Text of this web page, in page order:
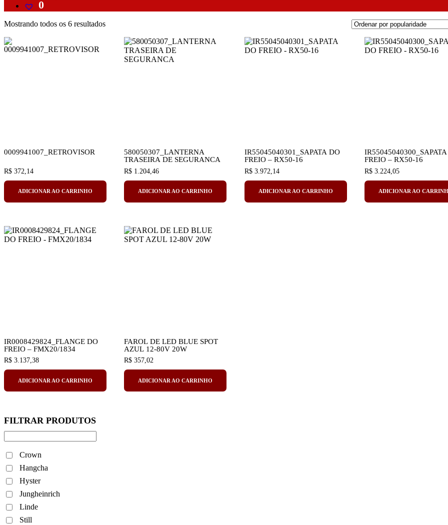
Mostrando todos os 6 resultadosClassificado
popularidade
0009941007_RETROVISOR
R$ 372,14
ADICIONAR AO CARRINHO
580050307_LANTERNA
TRASEIRA DE SEGURANCA
R$ 1.204,46
ADICIONAR AO CARRINHO
IR55045040301_SAPATA DO
FREIO – RX50-16
R$3.972,14
ADICIONAR AO CARRINHO
FREIO – RX50-16
R$3.224,05
ADICIONAR AO
IR0008429824_FLANGE DO
FREIO – FMX20/1834
R$ 3.137,38
ADICIONAR AO CARRINHO
FAROL DE LED BLUE SPOT
AZUL 12-80V 20W
R$ 357,02
ADICIONAR AO CARRINHO
Crown
Hangcha
Hyster
Jungheinrich
Linde
Still